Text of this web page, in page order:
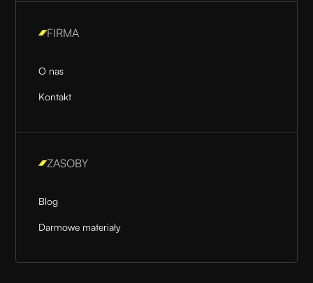
FIRMA
O nas
Kontakt
ZASOBY
Blog
Darmowe materiały